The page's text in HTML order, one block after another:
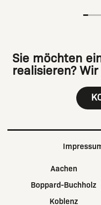
Sie möchten
realisieren?
Aachen
Boppard-Buchholz
Koblenz